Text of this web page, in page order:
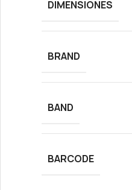
DIMENSIONES
BRAND
BAND
BARCODE